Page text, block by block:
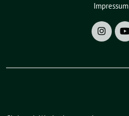
Impressum